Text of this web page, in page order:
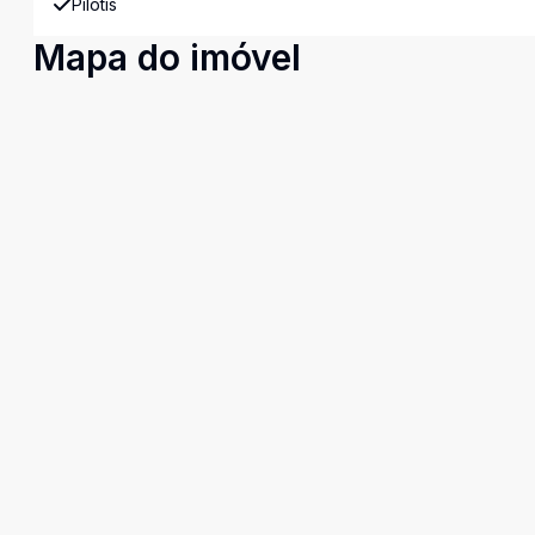
Pilotis
Mapa do imóvel